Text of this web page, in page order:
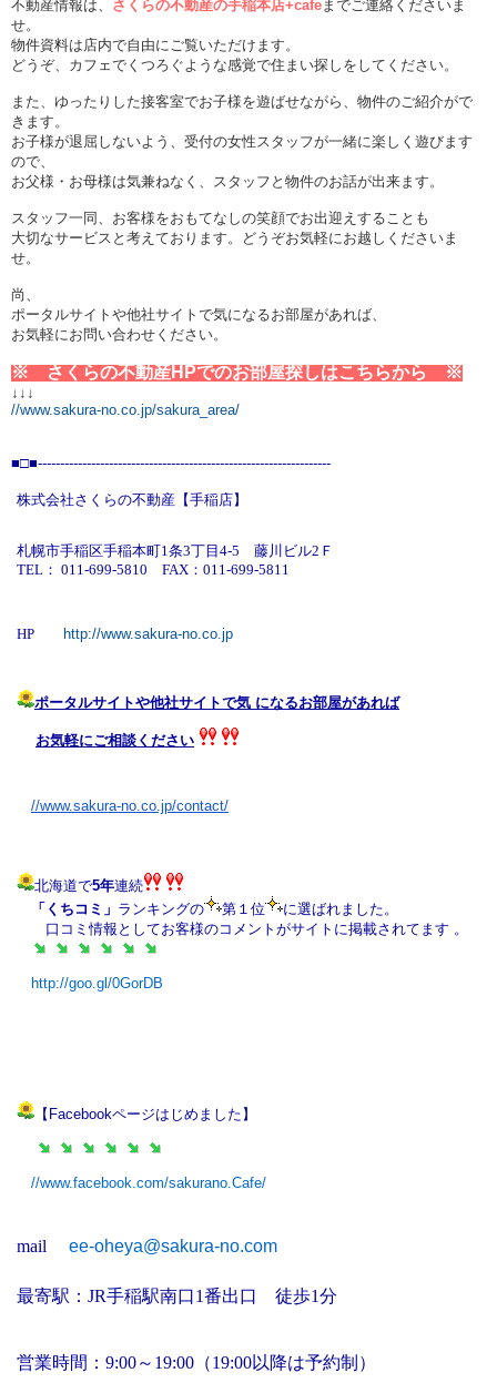
不動産情報は、 さくらの不動産の手稲本店+cafe までご連絡くださいま
せ。
物件資料は店内で自由にご覧いただけます。
どうぞ、カフェでくつろぐような感覚で住まい探しをしてください。
また、ゆったりした接客室でお子様を遊ばせながら、物件のご紹介がで
きます。
お子様が退屈しないよう、受付の女性スタッフが一緒に楽しく遊びます
ので、
お父様・お母様は気兼ねなく、スタッフと物件のお話が出来ます。
スタッフ一同、お客様をおもてなしの笑顔でお出迎えすることも
大切なサービスと考えております。どうぞお気軽にお越しくださいま
せ。
尚、
ポータルサイトや他社サイトで気になるお部屋があれば、
お気軽にお問い合わせください。
※ さくらの不動産HPでのお部屋探しはこちらから ※
↓↓↓
//www.sakura-no.co.jp/sakura_area/
■□■------------------------------------------------------------------
株式会社さくらの不動産 【手稲店】
札幌市手稲区手稲本町1条3丁目4-5 藤川ビル2Ｆ
TEL： 011-699-5810 FAX：011-699-5811
HP http://www.sakura-no.co.jp
ポータルサイトや他社サイトで気 になるお部屋があれば
お気軽にご相談ください
//www.sakura-no.co.jp/contact/
北海道で5年連続
「くちコミ」 ランキングの 第 １ 位
に選ばれました。
口コミ情報としてお客様のコメントがサイトに掲載されてます 。
http://goo.gl/0GorDB
【Facebookページはじめました】
//www.facebook.com/sakurano.Cafe/
mail ee-oheya@sakura-no.com
最寄駅：JR手稲駅南口1番出口 徒歩1分
営業時間：9:00～19:00（19:00以降は予約制）